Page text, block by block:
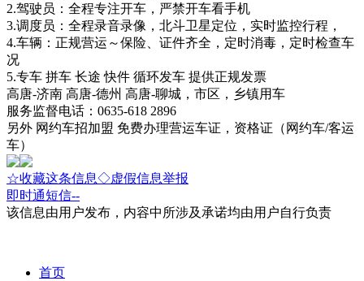
2.驾驶员：全程专注开车，严禁开车看手机
3.调度员：全程录音录像，北斗卫星定位，实时监控行程，
4.车辆：正规营运～保险、证件齐全，定时消毒，定时检查车
况
5.专车 拼车 长途 快件 循环发车 提供正规发票
高唐-济南 高唐-德州 高唐-聊城，市区，乡镇用车
服务监督电话：0635-618 2896
另外 网约车招加盟 免费办理营运车证，资格证（网约车/客运
车）
☆收藏这条信息◇虚假信息举报
即时通短信--
该信息由用户发布，内容中所涉及承诺均由用户自行负责
首页